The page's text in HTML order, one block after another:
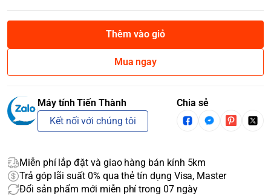
Thêm vào giỏ
Mua ngay
Máy tính Tiến Thành
Kết nối với chúng tôi
Chia sẻ
Miễn phí lắp đặt và giao hàng bán kính 5km
Trả góp lãi suất 0% qua thẻ tín dụng Visa, Master
Đổi sản phẩm mới miễn phí trong 07 ngày